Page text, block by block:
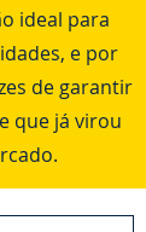
ideal para
e por
de garantir
que já virou